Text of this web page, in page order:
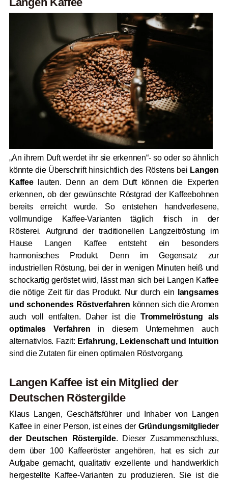
„An ihrem Duft werdet ihr sie erkennen“- so oder so ähnlich
könnte die Überschrift hinsichtlich des Röstens bei Langen
Kaffeelauten. Denn an dem Duft können die Experten
erkennen, ob der gewünschte Röstgrad der Kaffeebohnen
bereits erreicht wurde. So entstehen handverlesene,
vollmundige Kaffee-Varianten täglich frisch in der
Rösterei. Aufgrund der traditionellen Langzeitröstung im
Hause Langen Kaffee entsteht ein besonders
harmonisches Produkt. Denn im Gegensatz zur
industriellen Röstung, bei der in wenigen Minuten heiß und
schockartig geröstet wird, lässt man sich bei Langen Kaffee
die nötige Zeit für das Produkt. Nur durch ein langsames
und schonendes Röstverfahren können sich die Aromen
auch voll entfalten. Daher ist die Trommelröstung als
optimales Verfahren in diesem Unternehmen auch
alternativlos. Fazit: Erfahrung, Leidenschaft und Intuition
sind die Zutaten für einen optimalen Röstvorgang.
Langen Kaffee ist ein Mitglied der
Deutschen Röstergilde
Klaus Langen, Geschäftsführer und Inhaber von Langen
Kaffee in einer Person, ist eines der Gründungsmitglieder
der Deutschen Röstergilde. Dieser Zusammenschluss,
dem über 100 Kaffeeröster angehören, hat es sich zur
Aufgabe gemacht, qualitativ exzellente und handwerklich
hergestellte Kaffee-Varianten zu produzieren. Sie ist die